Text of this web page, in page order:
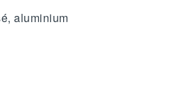
aluminium